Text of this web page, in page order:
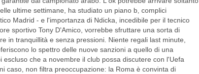
ultime settimane, ha studiato un piano b, complici
Madrid - e l'importanza di Ndicka, incedibile per il tecnico
sportivo Tony D'Amico, vorrebbe sfruttare una sorta di
in tranquillità e senza pressioni. Niente regali last minute,
lo spettro delle nuove sanzioni a quello di una
che a novembre il club possa discutere con l'Uefa
caso, non filtra preoccupazione: la Roma è convinta di